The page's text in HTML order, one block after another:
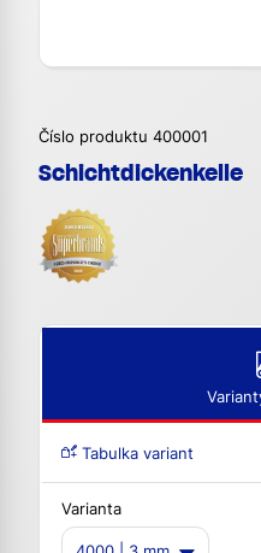
Číslo produktu 400001
Schichtdickenkelle
Tabulka variant
Varianta